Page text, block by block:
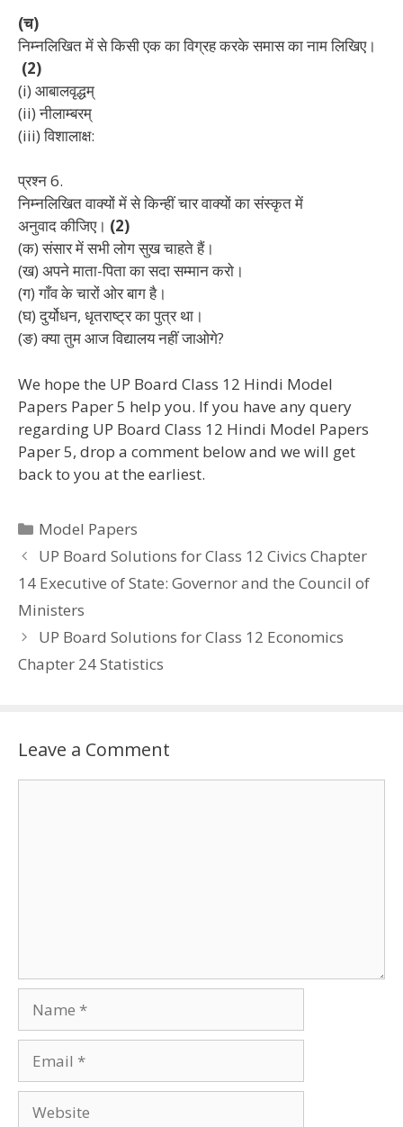
(च)
निम्नलिखित में से किसी एक का विग्रह करके समास का नाम लिखिए।
(2)
(i) आबालवृद्धम्
(ii) नीलाम्बरम्
(iii) विशालाक्ष:
प्रश्न 6.
निम्नलिखित वाक्यों में से किन्हीं चार वाक्यों का संस्कृत में
अनुवादकीजिए। (2)
(क) संसार में सभी लोग सुख चाहते हैं।
(ख) अपने माता-पिता का सदा सम्मान करो।
(ग) गाँव के चारों ओर बाग है।
(घ) दुर्योधन, धृतराष्ट्र का पुत्र था।
(ङ) क्या तुम आज विद्यालय नहीं जाओगे?
We hope the UP Board Class 12 Hindi Model
Papers Paper 5 help you. If you have any query
regarding UP Board Class 12 Hindi Model Papers
Paper 5, drop a comment below and we will get
back to you at the earliest.
Categories
Model Papers
UP Board Solutions for Class 12 Civics Chapter
14 Executive of State: Governor and the Council of
Ministers
UP Board Solutions for Class 12 Economics
Chapter 24 Statistics
Leave a Comment